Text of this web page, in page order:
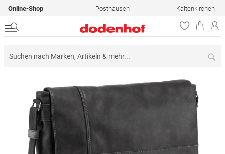
Online-Shop Posthausen Kaltenkirchen
Bildergalerie
springen